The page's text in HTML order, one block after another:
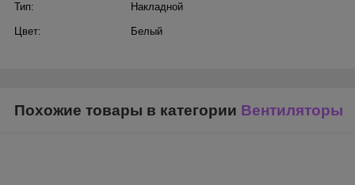
Тип: Накладной
Цвет: Белый
Похожие товары в категории Вентиляторы